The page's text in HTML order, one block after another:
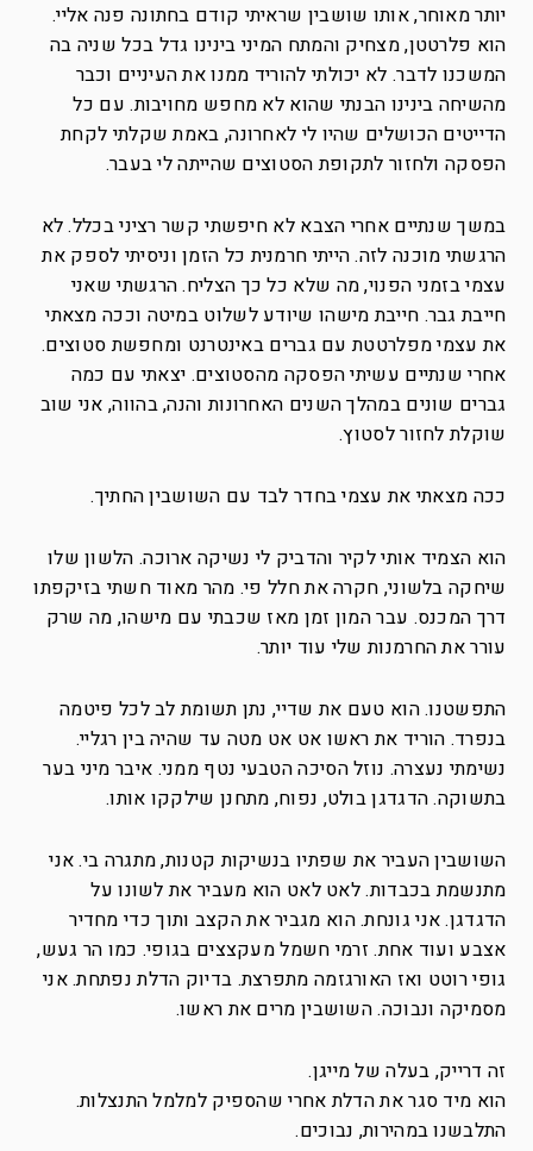
יותר מאוחר, אותו שושבין שראיתי קודם בחתונה פנה אליי.
הוא פלרטטן, מצחיק והמתח המיני בינינו גדל בכל שניה בה
המשכנו לדבר. לא יכולתי להוריד ממנו את העיניים וכבר
מהשיחה בינינו הבנתי שהוא לא מחפש מחויבות. עם כל
הדייטים הכושלים שהיו לי לאחרונה, באמת שקלתי לקחת
הפסקה ולחזור לתקופת הסטוצים שהייתה לי בעבר.
במשך שנתיים אחרי הצבא לא חיפשתי קשר רציני בכלל. לא
הרגשתי מוכנה לזה. הייתי חרמנית כל הזמן וניסיתי לספק את
עצמי בזמני הפנוי, מה שלא כל כך הצליח. הרגשתי שאני
חייבת גבר. חייבת מישהו שיודע לשלוט במיטה וככה מצאתי
את עצמי מפלרטטת עם גברים באינטרנט ומחפשת סטוצים.
אחרי שנתיים עשיתי הפסקה מהסטוצים. יצאתי עם כמה
גברים שונים במהלך השנים האחרונות והנה, בהווה, אני שוב
שוקלת לחזור לסטוץ.
ככה מצאתי את עצמי בחדר לבד עם השושבין החתיך.
הוא הצמיד אותי לקיר והדביק לי נשיקה ארוכה. הלשון שלו
שיחקה בלשוני, חקרה את חלל פי. מהר מאוד חשתי בזיקפתו
דרך המכנס. עבר המון זמן מאז שכבתי עם מישהו, מה שרק
עורר את החרמנות שלי עוד יותר.
התפשטנו. הוא טעם את שדיי, נתן תשומת לב לכל פיטמה
בנפרד. הוריד את ראשו אט אט מטה עד שהיה בין רגליי.
נשימתי נעצרה. נוזל הסיכה הטבעי נטף ממני. איבר מיני בער
בתשוקה. הדגדגן בולט, נפוח, מתחנן שילקקו אותו.
השושבין העביר את שפתיו בנשיקות קטנות, מתגרה בי. אני
מתנשמת בכבדות. לאט לאט הוא מעביר את לשונו על
הדגדגן. אני גונחת. הוא מגביר את הקצב ותוך כדי מחדיר
אצבע ועוד אחת. זרמי חשמל מעקצצים בגופי. כמו הר געש,
גופי רוטט ואז האורגזמה מתפרצת. בדיוק הדלת נפתחת. אני
מסמיקה ונבוכה. השושבין מרים את ראשו.
זה דרייק, בעלה של מייגן.
הוא מיד סגר את הדלת אחרי שהספיק למלמל התנצלות.
התלבשנו במהירות, נבוכים.